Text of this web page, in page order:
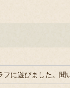
フに遊びました。聞